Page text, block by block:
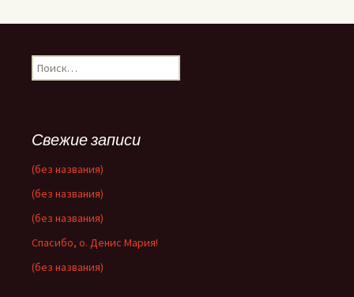
Найти:
Свежие записи
(без названия)
(без названия)
(без названия)
Спасибо, о. Денис Мария!
(без названия)